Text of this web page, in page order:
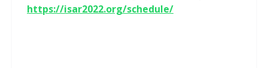
https://isar2022.org/schedule/